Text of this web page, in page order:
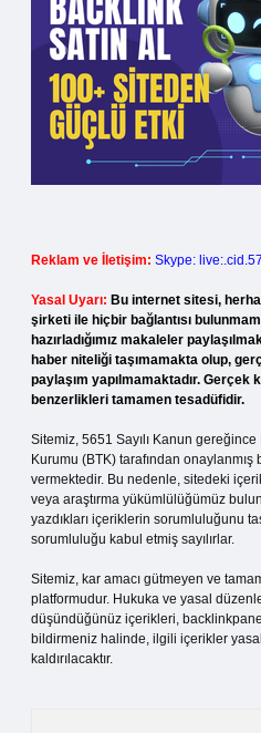
Reklam ve İletişim: Skype:
Yasal Uyarı: Bu internet sitesi,
şirketi ile hiçbir bağlantısı
hazırladığımız makaleler
haber niteliği taşımamakta olup,
paylaşım yapılmamaktadır.
benzerlikleri tamamen tesadüfidir.
Sitemiz, 5651 Sayılı Kanun
Kurumu (BTK) tarafından onaylanmış
vermektedir. Bu nedenle, sitedeki
veya araştırma yükümlülüğümüz
yazdıkları içeriklerin sorumluluğunu
sorumluluğu kabul etmiş sayılırlar.
Sitemiz, kar amacı gütmeyen ve
platformudur. Hukuka ve yasal
düşündüğünüz içerikleri,
bildirmeniz halinde, ilgili içerikler
kaldırılacaktır.